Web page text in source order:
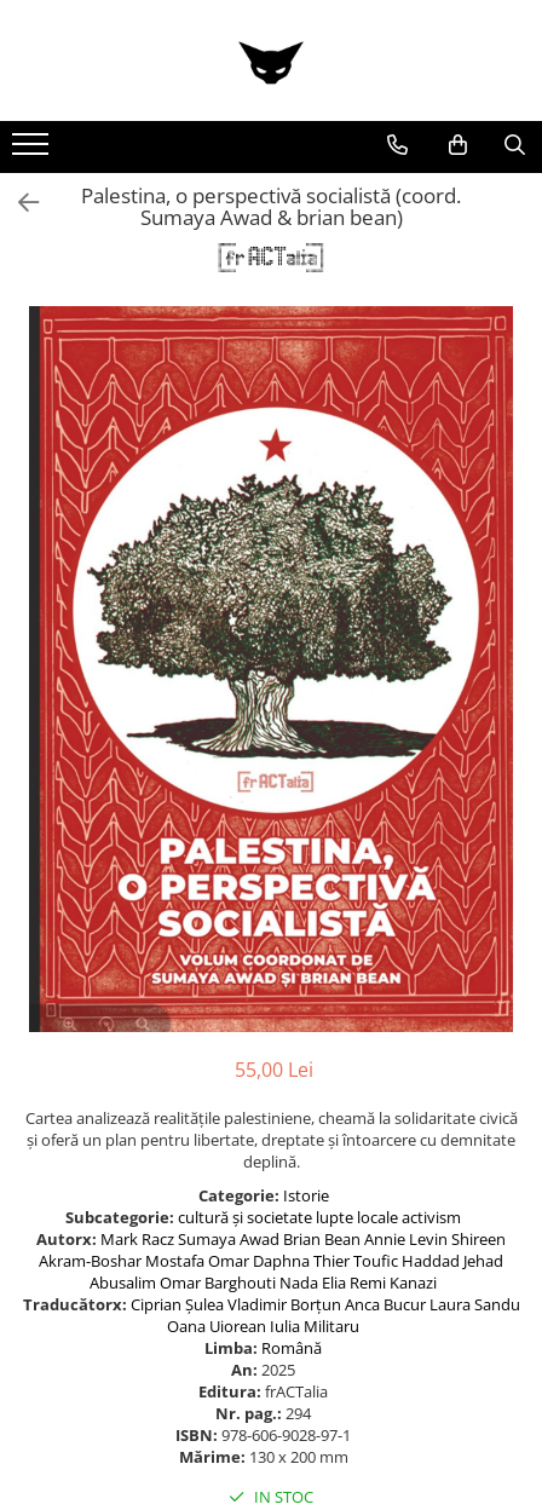
Palestina, o perspectivă socialistă (coord.
Sumaya Awad & brian bean)
55,00 Lei
Cartea analizează realitățile palestiniene, cheamă la solidaritate civică
și oferă un plan pentru libertate, dreptate și întoarcere cu demnitate
deplină.
Categorie: Istorie
Subcategorie: cultură și societate lupte localeactivism
Autorx: Mark RaczSumaya Awad Brian Bean Annie Levin Shireen
Akram-Boshar Mostafa Omar Daphna ThierToufic Haddad Jehad
Abusalim Omar Barghouti Nada Elia Remi Kanazi
Traducătorx: Ciprian ȘuleaVladimir Borțun Anca Bucur Laura Sandu
Oana Uiorean Iulia Militaru
Limba: Română
An: 2025
Editura: frACTalia
Nr. pag.: 294
ISBN: 978-606-9028-97-1
Mărime: 130 x 200 mm
IN STOC